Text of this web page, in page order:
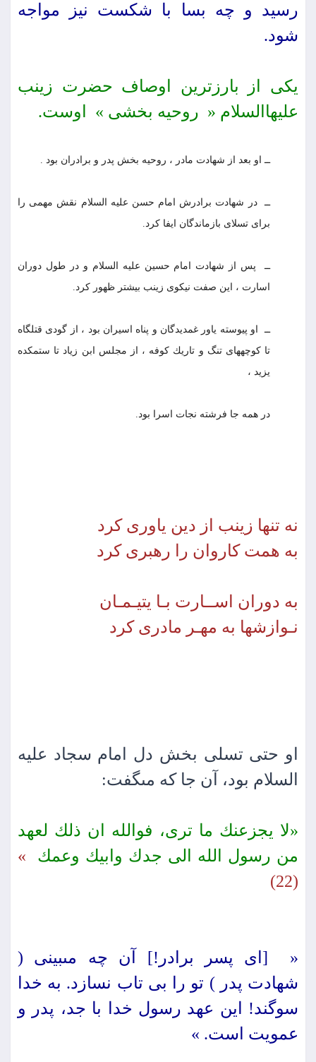
رسید و چه بسا با شكست نیز مواجه
شود.
یكى از بارزترین اوصاف حضرت زینب
علیهاالسلام « روحیه بخشى » اوست.
ــ او بعد از شهادت مادر ، روحیه بخش پدر و برادران بود .
ــ در شهادت برادرش امام حسن علیه السلام نقش مهمى را
براى تسلاى بازماندگان ایفا كرد.
ــ پس از شهادت امام حسین علیه السلام و در طول دوران
اسارت ، این صفت نیكوى زینب بیشتر ظهور كرد.
ــ او پیوسته یاور غمدیدگان و پناه اسیران بود ، از گودى قتلگاه
تا كوچه‏هاى تنگ و تاریك كوفه ، از مجلس ابن زیاد تا ستمكده
یزید ،
در همه جا فرشته نجات اسرا بود.
نه تنها زینب از دین یاورى كرد
به همت كاروان را رهبرى كرد
به دوران اســارت بـا یتیـمـان
نـوازش‏ها به مهـر مادرى كرد
او حتى تسلى بخش دل امام سجاد علیه
السلام بود، آن جا كه مى‏گفت:
«لا یجزعنك ما ترى، فوالله ان ذلك لعهد
من رسول الله الى جدك وابیك وعمك »
(22)
« [اى پسر برادر!] آن چه مى‏بینى (
شهادت پدر ) تو را بى تاب نسازد. به خدا
سوگند! این عهد رسول خدا با جد، پدر و
عمویت است. »